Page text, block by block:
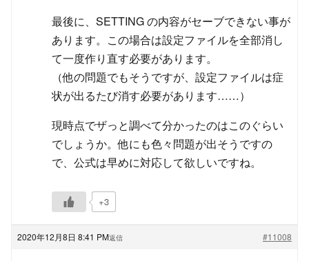
最後に、SETTING の内容がセーブできない事が
あります。この場合は設定ファイルを全部消し
て一度作り直す必要があります。
（他の問題でもそうですが、設定ファイルは症
状が出るたび消す必要があります……）
現時点でザっと調べて分かったのはこのぐらい
でしょうか。他にも色々問題が出そうですの
で、公式は早めに対応して欲しいですね。
+3
2020年12月8日 8:41 PM #11008
返信